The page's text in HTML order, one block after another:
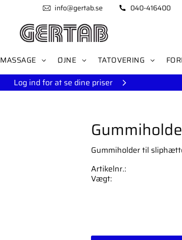
info@gertab.se 040-416400
MASSAGE ØJNE TATOVERING
Log ind for at se dine priser
Gummiholder til
Artikelnr.
Vægt